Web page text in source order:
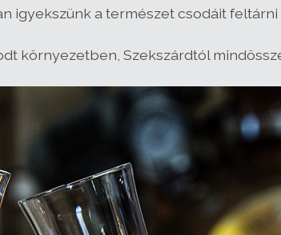
igyekszünk a természet csodáit feltárni
környezetben, Szekszárdtól